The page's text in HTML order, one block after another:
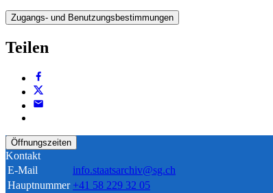
Zugangs- und Benutzungsbestimmungen
Teilen
Öffnungszeiten
Kontakt
E-Mail
info.staatsarchiv@sg.ch
Hauptnummer +41 58 229 32 05